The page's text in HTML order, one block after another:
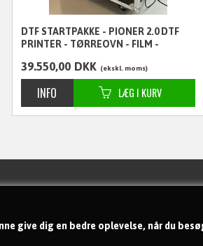
give dig en bedre oplevelse, når du
DTF STARTPAKKE - PIONER 2.0 DTF
PRINTER - TØRREOVN - FILM -
39.550,00 DKK ekskl. moms